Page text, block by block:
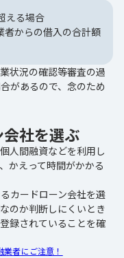
える場合
者からの借入の合計額
状況の確認等審査の過
があるので、念のため
社を選ぶ
人間融資などを利用し
かえって時間がかかる
カードローン会社を選
のか判断しにくいとき
録されていることを確
者にご注意！